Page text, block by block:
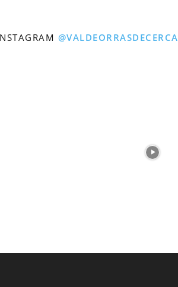
@VALDEORRASDECERCA